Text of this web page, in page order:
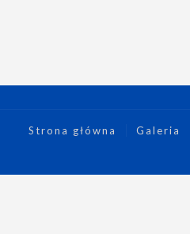
Strona główna Galeria